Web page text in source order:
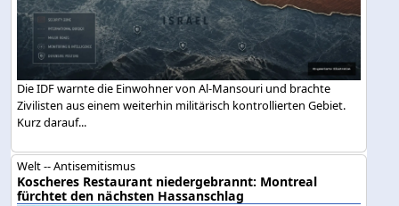
Die IDF warnte die Einwohner von Al-Mansouri und brachte
Zivilisten aus einem weiterhin militärisch kontrollierten Gebiet.
Kurz darauf...
Welt -- Antisemitismus
Koscheres Restaurant niedergebrannt: Montreal
fürchtet den nächsten Hassanschlag